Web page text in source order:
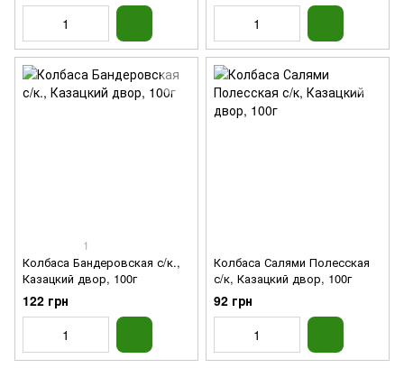
1
Колбаса Бандеровская с/к.,
Казацкий двор, 100г
122 грн
Колбаса Салями Полесская
с/к, Казацкий двор, 100г
92 грн